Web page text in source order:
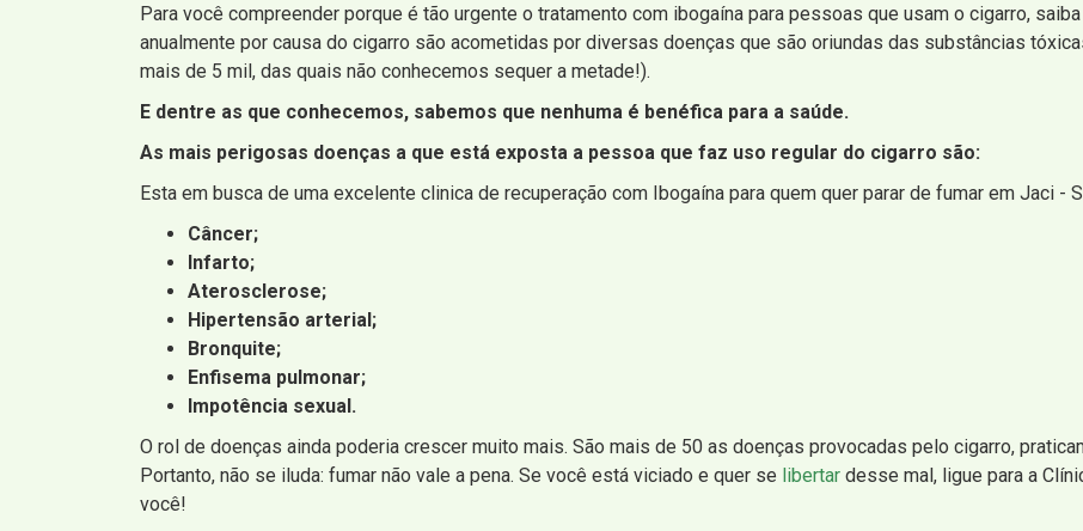
Para você compreender porque é tão urgente o tratamento com ibogaína para pessoas que usam o cigarro,
anualmente por causa do cigarro são acometidas por diversas doenças que são oriundas das substâncias
mais de 5 mil, das quais não conhecemos sequer a metade!).
E dentre as que conhecemos, sabemos que nenhuma é benéfica para a saúde.
As mais perigosas doenças a que está exposta a pessoa que faz uso regular do cigarro são:
Esta em busca de uma excelente clinica de recuperação com Ibogaína para quem quer parar de fumar em Jaci -
Câncer;
Infarto;
Aterosclerose;
Hipertensão arterial;
Bronquite;
Enfisema pulmonar;
Impotência sexual.
O rol de doenças ainda poderia crescer muito mais. São mais de 50 as doenças provocadas pelo cigarro,
Portanto, não se iluda: fumar não vale a pena. Se você está viciado e quer se libertar desse mal, ligue para a
você!